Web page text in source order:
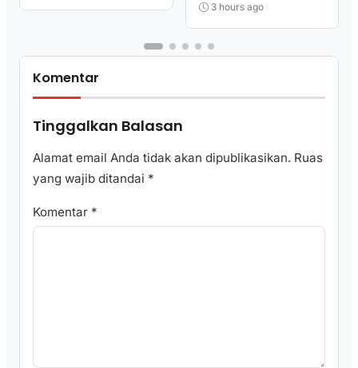
3 hours ago
Komentar
Tinggalkan Balasan
Alamat email Anda tidak akan dipublikasikan. Ruas
yang wajib ditandai *
Komentar *